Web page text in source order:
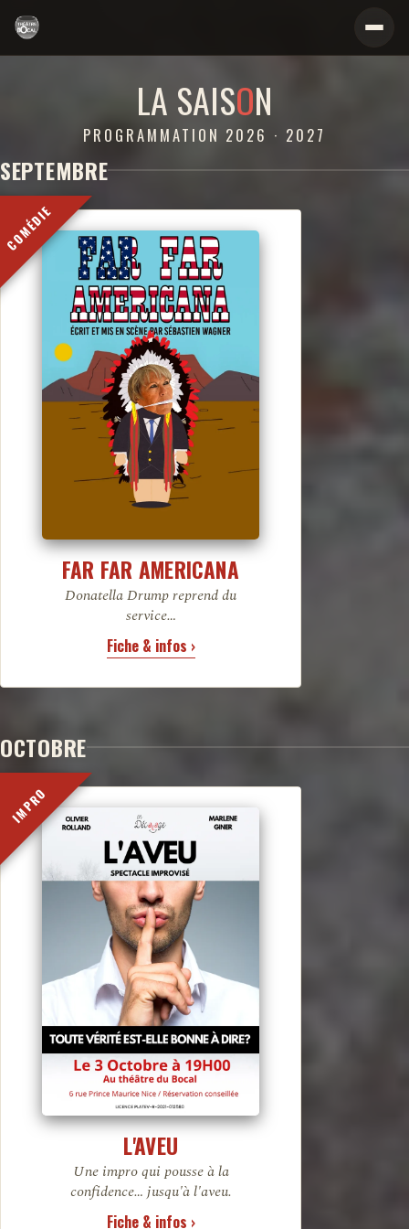
LA SAISON
PROGRAMMATION 2026 · 2027
SEPTEMBRE
COMÉDIE
FAR FAR AMERICANA
Donatella Drump reprend du
service…
Fiche & infos ›
OCTOBRE
IMPRO
L'AVEU
Une impro qui pousse à la
confidence… jusqu'à l'aveu.
Fiche & infos ›